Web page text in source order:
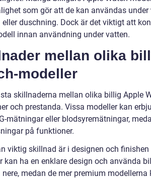
som gör att de kan användas
duschning. Dock är det viktigt att
innan användning under vatten.
mellan olika
modeller
skillnaderna mellan olika billig Apple
och prestanda. Vissa modeller kan
mätningar eller blodsyremätningar,
på funktioner.
viktig skillnad är i designen och
kan ha en enklare design och använda
nere, medan de mer premium